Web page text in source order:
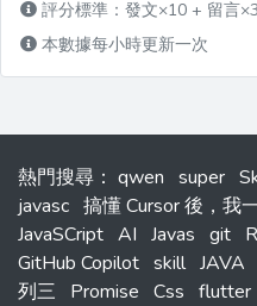
評分標準：發文×10 + 留言
本數據每小時更新一次
熱門搜尋 ： qwen super
javasc 搞懂 Cursor 後，我
JavaSCript AI Javas git
GitHub Copilot skill JAVA
列三
Promise Css flutter